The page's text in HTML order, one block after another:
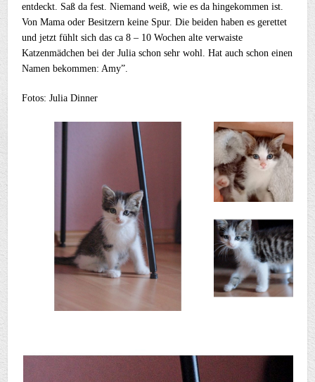
entdeckt. Saß da fest. Niemand weiß, wie es da hingekommen ist.
Von Mama oder Besitzern keine Spur. Die beiden haben es gerettet
und jetzt fühlt sich das ca 8 – 10 Wochen alte verwaiste
Katzenmädchen bei der Julia schon sehr wohl. Hat auch schon einen
Namen bekommen: Amy”.
Fotos: Julia Dinner